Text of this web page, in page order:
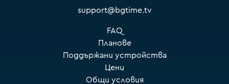
support@bgtime.tv
FAQ
Планове
Поддържани устройства
Цени
Общи условия